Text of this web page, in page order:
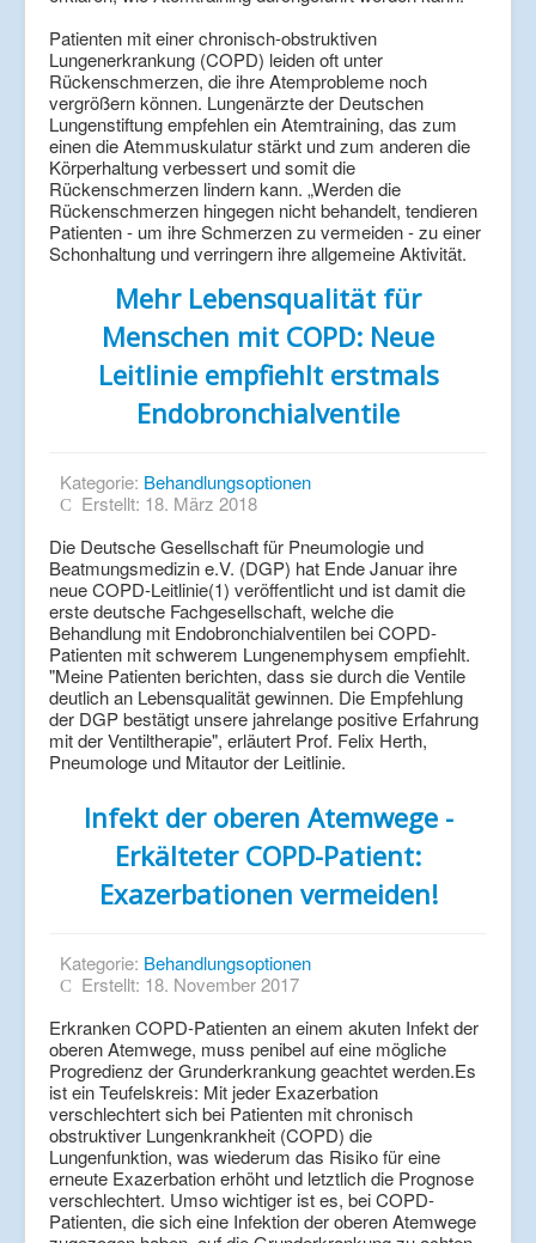
Patienten mit einer chronisch-obstruktiven
Lungenerkrankung (COPD) leiden oft unter
Rückenschmerzen, die ihre Atemprobleme noch
vergrößern können. Lungenärzte der Deutschen
Lungenstiftung empfehlen ein Atemtraining, das zum
einen die Atemmuskulatur stärkt und zum anderen die
Körperhaltung verbessert und somit die
Rückenschmerzen lindern kann. „Werden die
Rückenschmerzen hingegen nicht behandelt, tendieren
Patienten - um ihre Schmerzen zu vermeiden - zu einer
Schonhaltung und verringern ihre allgemeine Aktivität.
Mehr Lebensqualität für
Menschen mit COPD: Neue
Leitlinie empfiehlt erstmals
Endobronchialventile
Kategorie: Behandlungsoptionen
Erstellt: 18. März 2018
Die Deutsche Gesellschaft für Pneumologie und
Beatmungsmedizin e.V. (DGP) hat Ende Januar ihre
neue COPD-Leitlinie(1) veröffentlicht und ist damit die
erste deutsche Fachgesellschaft, welche die
Behandlung mit Endobronchialventilen bei COPD-
Patienten mit schwerem Lungenemphysem empfiehlt.
"Meine Patienten berichten, dass sie durch die Ventile
deutlich an Lebensqualität gewinnen. Die Empfehlung
der DGP bestätigt unsere jahrelange positive Erfahrung
mit der Ventiltherapie", erläutert Prof. Felix Herth,
Pneumologe und Mitautor der Leitlinie.
Infekt der oberen Atemwege -
Erkälteter COPD-Patient:
Exazerbationen vermeiden!
Kategorie: Behandlungsoptionen
Erstellt: 18. November 2017
Erkranken COPD-Patienten an einem akuten Infekt der
oberen Atemwege, muss penibel auf eine mögliche
Progredienz der Grunderkrankung geachtet werden.Es
ist ein Teufelskreis: Mit jeder Exazerbation
verschlechtert sich bei Patienten mit chronisch
obstruktiver Lungenkrankheit (COPD) die
Lungenfunktion, was wiederum das Risiko für eine
erneute Exazerbation erhöht und letztlich die Prognose
verschlechtert. Umso wichtiger ist es, bei COPD-
Patienten, die sich eine Infektion der oberen Atemwege